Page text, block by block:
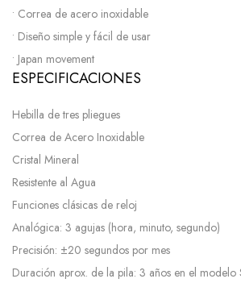
• Correa de acero inoxidable
• Diseño simple y fácil de usar
• Japan movement
ESPECIFICACIONES
Hebilla de tres pliegues
Correa de Acero Inoxidable
Cristal Mineral
Resistente al Agua
Funciones clásicas de reloj
Analógica: 3 agujas (hora, minuto, segundo)
Precisión: ±20 segundos por mes
Duración aprox. de la pila: 3 años en el